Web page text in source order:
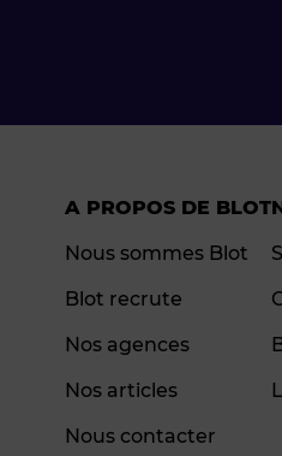
A PROPOS DE BLOT
Nous sommes Blot
Blot recrute
Nos agences
Nos articles
Nous contacter